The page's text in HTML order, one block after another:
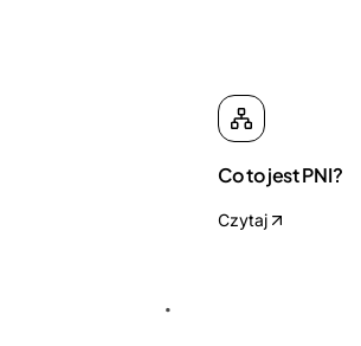
Co to jest PNI?
Czytaj